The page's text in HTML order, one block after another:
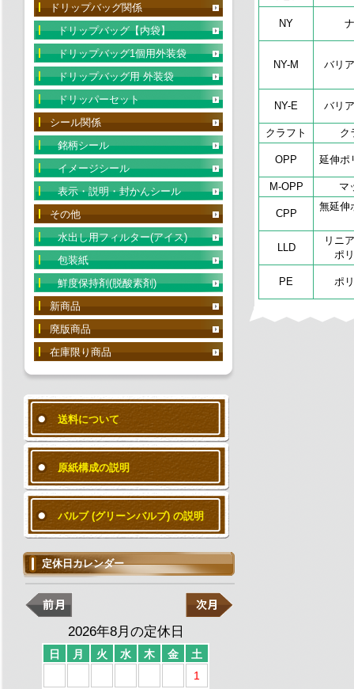
NY
NY-M バリ
NY-E バリ
クラフト ク
OPP 延伸ポ
M-OPP マ
CPP
無延伸
LLD
リニ
ポ
PE ポ
ドリップバッグ関係
ドリップバッグ【内袋】
ドリップバッグ1個用外装袋
ドリップバッグ用 外装袋
ドリッパーセット
シール関係
銘柄シール
イメージシール
表示・説明・封かんシール
その他
水出し用フィルター(アイス)
包装紙
鮮度保持剤(脱酸素剤)
新商品
廃版商品
在庫限り商品
送料について
原紙構成の説明
バルブ (グリーンバルブ) の説明
定休日カレンダー
2026年8月の定休日
日 月 火 水 木 金
土
1